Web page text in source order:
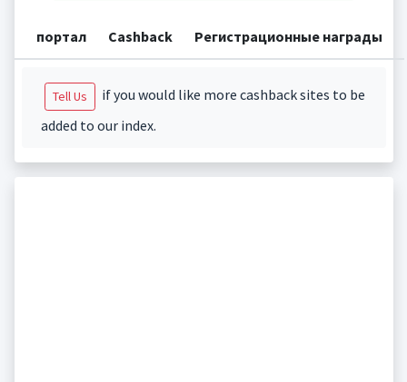
портал Cashback Регистрационные награды
Tell Us
if you would like more cashback sites to be
added to our index.